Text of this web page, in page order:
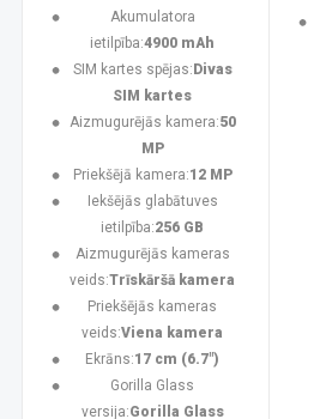
Akumulatora
ietilpība:4900 mAh
SIM kartes spējas: Divas
SIM kartes
Aizmugurējās kamera:50
MP
Priekšējā kamera:12 MP
Iekšējās glabātuves
ietilpība:256 GB
Aizmugurējās kameras
veids:Trīskāršā kamera
Priekšējās kameras
veids:Viena kamera
Ekrāns:17 cm (6.7")
Gorilla Glass
versija:Gorilla Glass